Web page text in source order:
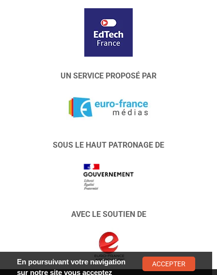
UN SERVICE PROPOSÉ PAR
SOUS LE HAUT PATRONAGE DE
AVEC LE SOUTIEN DE
En poursuivant votre navigation
sur notre site vous acceptez
ACCEPTER